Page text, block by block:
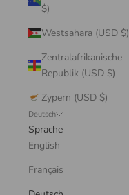
$)
Westsahara (USD $)
Zentralafrikanische
Republik (USD $)
Zypern (USD $)
Deutsch
Sprache
English
Français